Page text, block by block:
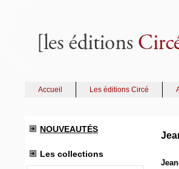
Accueil Les éditions Circé
NOUVEAUTÉS
Les collections